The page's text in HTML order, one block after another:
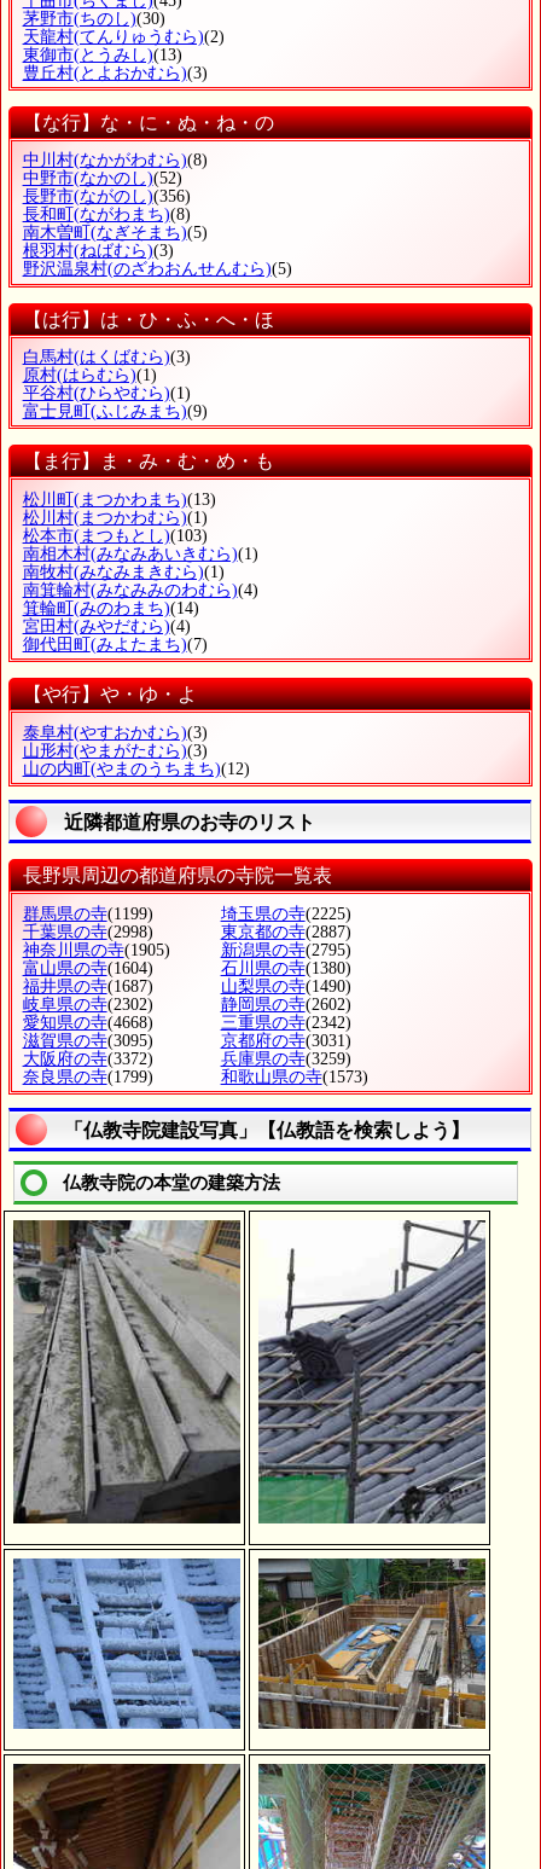
茅野市(ちのし)(30)
天龍村(てんりゅうむら)(2)
東御市(とうみし)(13)
豊丘村(とよおかむら)(3)
【な行】な・に・ぬ・ね・の
中川村(なかがわむら)(8)
中野市(なかのし)(52)
長野市(ながのし)(356)
長和町 (ながわまち)(8)
南木曽町 (なぎそまち)(5)
根羽村(ねばむら)(3)
野沢温泉村(のざわおんせんむら)(5)
【は行】は・ひ・ふ・へ・ほ
白馬村(はくばむら)(3)
原村(はらむら)(1)
平谷村(ひらやむら)(1)
富士見町 (ふじみまち)(9)
【ま行】ま・み・む・め・も
松川町 (まつかわまち)(13)
松川村(まつかわむら)(1)
松本市(まつもとし)(103)
南相木村(みなみあいきむら)(1)
南牧村(みなみまきむら)(1)
南箕輪村(みなみみのわむら)(4)
箕輪町 (みのわまち)(14)
宮田村(みやだむら)(4)
御代田町 (みよたまち)(7)
【や行】や・ゆ・よ
泰阜村(やすおかむら)(3)
山形村(やまがたむら)(3)
山の内町(やまのうちまち)(12)
近隣都道府県のお寺のリスト
長野県周辺の都道府県の寺院一覧表
群馬県の寺(1199) 埼玉県の寺(2225)
千葉県の寺(2998) 東京都の寺(2887)
神奈川県の寺(1905) 新潟県の寺(2795)
富山県の寺(1604) 石川県の寺(1380)
福井県の寺(1687) 山梨県の寺(1490)
岐阜県の寺(2302) 静岡県の寺(2602)
愛知県の寺(4668) 三重県の寺(2342)
滋賀県の寺(3095) 京都府の寺(3031)
大阪府の寺(3372) 兵庫県の寺(3259)
奈良県の寺(1799) 和歌山県の寺(1573)
「仏教寺院建設写真」【仏教語を検索しよう】
仏教寺院の本堂の建築方法